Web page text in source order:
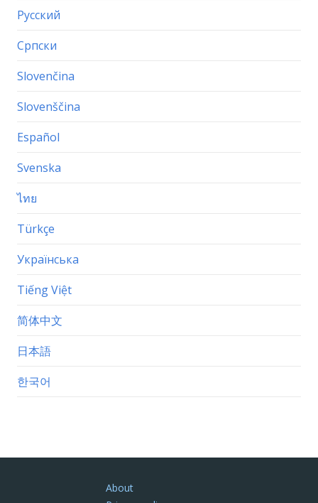
Русский
Српски
Slovenčina
Slovenščina
Español
Svenska
ไทย
Türkçe
Українська
Tiếng Việt
简体中文
日本語
한국어
About